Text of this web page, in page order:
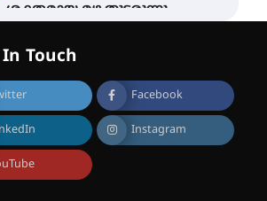
ശക്തമായ മഴ തുടരുന്നു –
തൃശൂർ ജില്ലയിൽ എല്ലാ
സ്ഥാപനങ്ങൾക്കും
August 7, 2026
എം.ജി. യൂണിവേഴ്‌സിറ്റിയിൽ
നിന്ന് ഇംഗ്ളീഷ്
സാഹിത്യത്തിൽ ഡോക്ടറേറ്റ്
നേടിയ എൻ. ആര്യ
Touch
Facebook
Instagram